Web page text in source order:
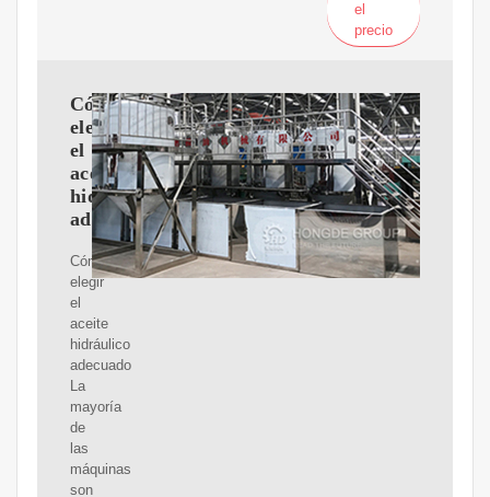
el
precio
Cómo
elegir
el
aceite
hidráulico
adecuado
Cómo
elegir
el
aceite
hidráulico
adecuado
La
mayoría
de
las
máquinas
son